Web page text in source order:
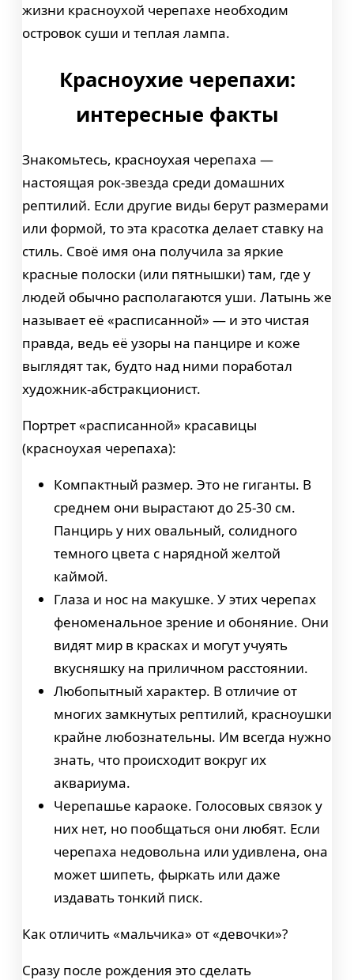
жизни красноухой черепахе необходим
островок суши и теплая лампа.
Красноухие черепахи:
интересные факты
Знакомьтесь, красноухая черепаха —
настоящая рок-звезда среди домашних
рептилий. Если другие виды берут размерами
или формой, то эта красотка делает ставку на
стиль. Своё имя она получила за яркие
красные полоски (или пятнышки) там, где у
людей обычно располагаются уши. Латынь же
называет её «расписанной» — и это чистая
правда, ведь её узоры на панцире и коже
выглядят так, будто над ними поработал
художник-абстракционист.
Портрет «расписанной» красавицы
(красноухая черепаха):
Компактный размер. Это не гиганты. В
среднем они вырастают до 25-30 см.
Панцирь у них овальный, солидного
темного цвета с нарядной желтой
каймой.
Глаза и нос на макушке. У этих черепах
феноменальное зрение и обоняние. Они
видят мир в красках и могут учуять
вкусняшку на приличном расстоянии.
Любопытный характер. В отличие от
многих замкнутых рептилий, красноушки
крайне любознательны. Им всегда нужно
знать, что происходит вокруг их
аквариума.
Черепашье караоке. Голосовых связок у
них нет, но пообщаться они любят. Если
черепаха недовольна или удивлена, она
может шипеть, фыркать или даже
издавать тонкий писк.
Как отличить «мальчика» от «девочки»?
Сразу после рождения это сделать